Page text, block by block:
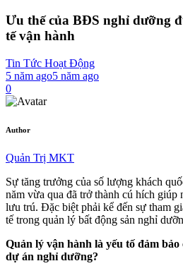
Ưu thế của BĐS nghỉ dưỡng
tế vận hành
Tin Tức Hoạt Động
5 năm ago5 năm ago
0
Author
Quản Trị MKT
Sự tăng trưởng của số lượng khách
năm vừa qua đã trở thành cú hích giúp
lưu trú. Đặc biệt phải kể đến sự tham
tế trong quản lý bất động sản nghỉ
Quản lý vận hành là yếu tố đảm
dự án nghỉ dưỡng?